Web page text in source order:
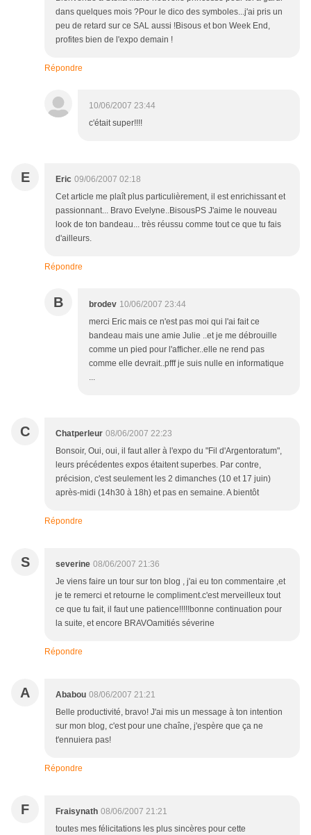
dans quelques mois ?Pour le dico des symboles...j'ai pris un
peu de retard sur ce SAL aussi !Bisous et bon Week End,
profites bien de l'expo demain !
Répondre
10/06/2007 23:44
c'était super!!!!
E Eric 09/06/2007 02:18
Cet article me plaît plus particulièrement, il est enrichissant et
passionnant... Bravo Evelyne..BisousPS J'aime le nouveau
look de ton bandeau... très réussu comme tout ce que tu fais
d'ailleurs.
Répondre
B brodev 10/06/2007 23:44
merci Eric mais ce n'est pas moi qui l'ai fait ce
bandeau mais une amie Julie ..et je me débrouille
comme un pied pour l'afficher..elle ne rend pas
comme elle devrait..pfff je suis nulle en informatique
...
C Chatperleur 08/06/2007 22:23
Bonsoir, Oui, oui, il faut aller à l'expo du "Fil d'Argentoratum",
leurs précédentes expos étaitent superbes. Par contre,
précision, c'est seulement les 2 dimanches (10 et 17 juin)
après-midi (14h30 à 18h) et pas en semaine. A bientôt
Répondre
S severine 08/06/2007 21:36
Je viens faire un tour sur ton blog , j'ai eu ton commentaire ,et
je te remerci et retourne le compliment.c'est merveilleux tout
ce que tu fait, il faut une patience!!!!!bonne continuation pour
la suite, et encore BRAVOamitiés séverine
Répondre
A Ababou 08/06/2007 21:21
Belle productivité, bravo! J'ai mis un message à ton intention
sur mon blog, c'est pour une chaîne, j'espère que ça ne
t'ennuiera pas!
Répondre
F Fraisynath 08/06/2007 21:21
toutes mes félicitations les plus sincères pour cette